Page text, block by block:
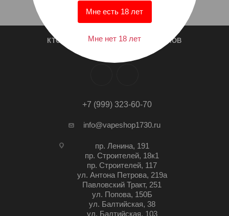
КТО МЫ? СПИСОК МАГАЗИНОВ
+7 (999) 323-60-70
info@vapeshop1730.ru
пр. Ленина, 191
пр. Строителей, 18к1
пр. Строителей, 117
ул. Антона Петрова, 219а
Павловский Тракт, 251
ул. Попова, 150Б
ул. Балтийская, 38
ул. Балтийская, 103
Мне есть 18 лет
Мне нет 18 лет